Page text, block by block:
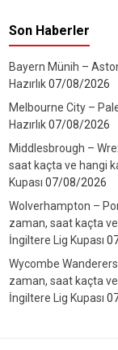
Son Haberler
Bayern Münih –
Hazırlık07/08/2026
Melbourne City –
Hazırlık07/08/2026
Middlesbrough –
saat kaçta ve hangi
Kupası 07/08/2026
Wolverhampton –
zaman, saat kaçta ve
İngiltere Lig Kupası
Wycombe
zaman, saat kaçta ve
İngiltere Lig Kupası